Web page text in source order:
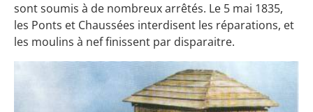
sont soumis à de nombreux arrêtés. Le 5 mai 1835,
les Ponts et Chaussées interdisent les réparations, et
les moulins à nef finissent par disparaitre.